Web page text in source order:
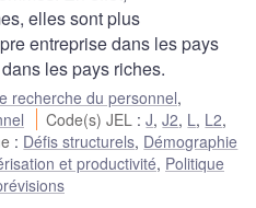
elles sont plus
entreprise dans les pays
les pays riches.
recherche du personnel,
Code(s) JEL :J,J2, L , L2,
: Défis structurels, Démographie
et productivité, Politique